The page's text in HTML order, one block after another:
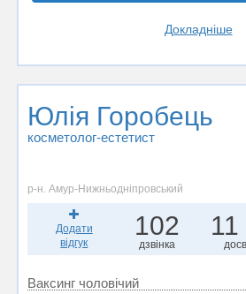
Докладніше
Юлія Горобець
косметолог-естетист
р-н. Амур-Нижньодніпровський
Додати
відгук
102
дзвінка
11
Ваксинг чоловічий